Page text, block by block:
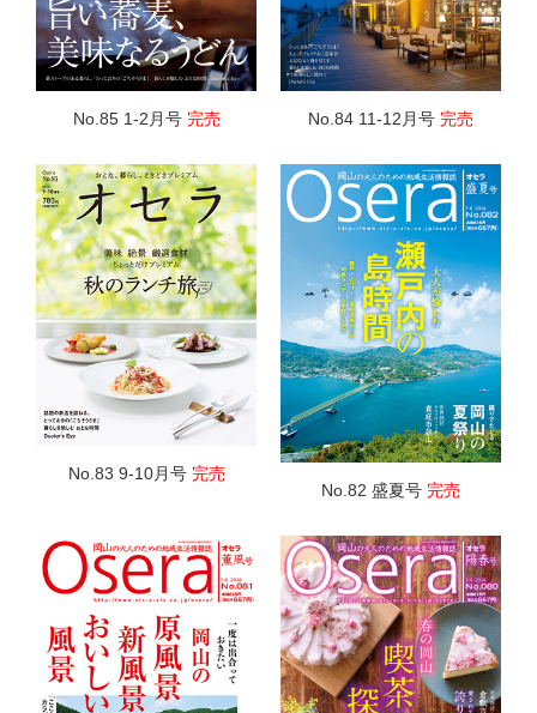
No.85 1-2月号 完売 No.84 11-12月号 完売
No.83 9-10月号 完売
No.82 盛夏号 完売